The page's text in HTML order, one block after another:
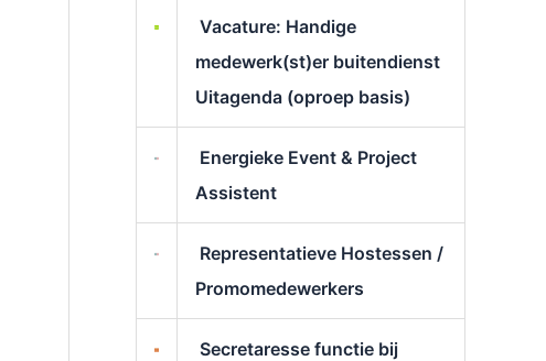
Vacature: Handige
medewerk(st)er buitendienst
Uitagenda (oproep basis)
Energieke Event & Project
Assistent
Representatieve Hostessen /
Promomedewerkers
Secretaresse functie bij